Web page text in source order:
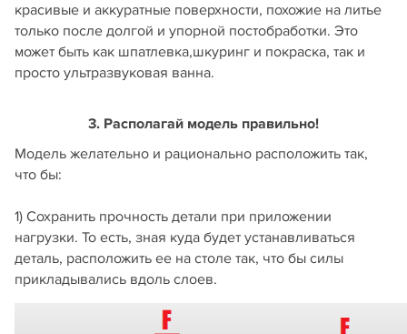
красивые и аккуратные поверхности, похожие на литье
только после долгой и упорной постобработки. Это
может быть как шпатлевка,шкуринг и покраска, так и
просто ультразвуковая ванна.
3. Располагай модель правильно!
Модель желательно и рационально расположить так,
что бы:
1) Сохранить прочность детали при приложении
нагрузки. То есть, зная куда будет устанавливаться
деталь, расположить ее на столе так, что бы силы
прикладывались вдоль слоев.